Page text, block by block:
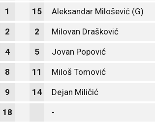
1 15 Aleksandar Milošević (G)
2 2 Milovan Drašković
4 5 Jovan Popović
8 11 Miloš Tomović
9 14 Dejan Miličić
18 -